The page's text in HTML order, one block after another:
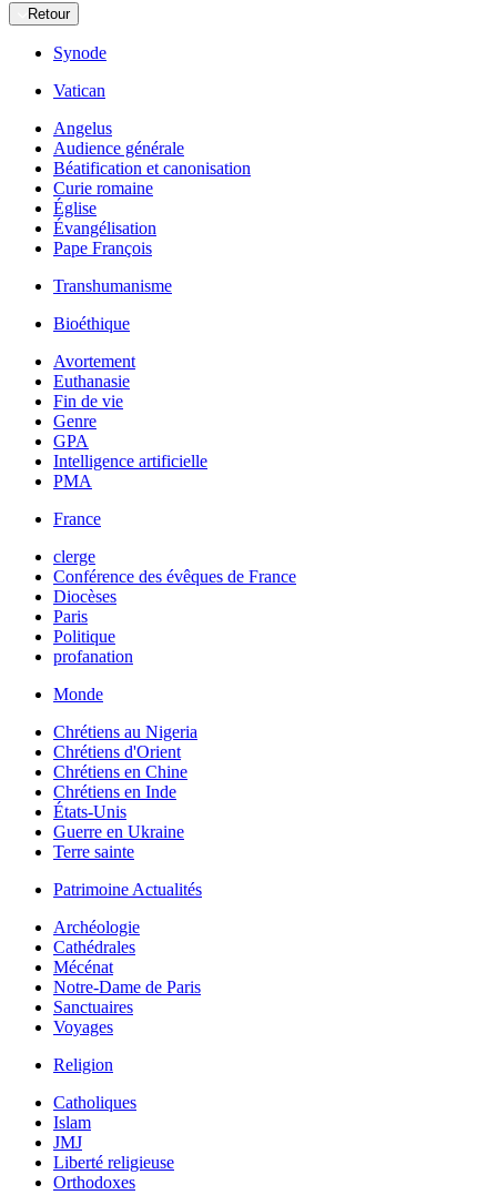
Retour
Synode
Vatican
Angelus
Audience générale
Béatification et canonisation
Curie romaine
Église
Évangélisation
Pape François
Transhumanisme
Bioéthique
Avortement
Euthanasie
Fin de vie
Genre
GPA
Intelligence artificielle
PMA
France
clerge
Conférence des évêques de France
Diocèses
Paris
Politique
profanation
Monde
Chrétiens au Nigeria
Chrétiens d'Orient
Chrétiens en Chine
Chrétiens en Inde
États-Unis
Guerre en Ukraine
Terre sainte
Patrimoine Actualités
Archéologie
Cathédrales
Mécénat
Notre-Dame de Paris
Sanctuaires
Voyages
Religion
Catholiques
Islam
JMJ
Liberté religieuse
Orthodoxes